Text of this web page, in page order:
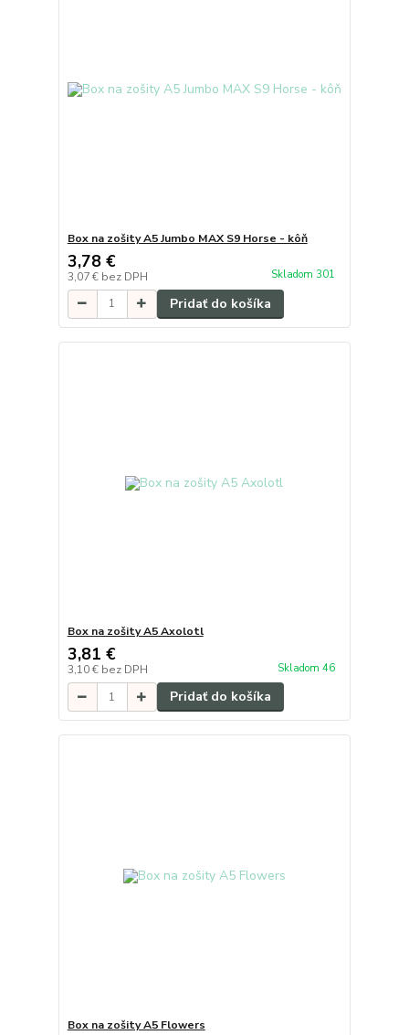
Box na zošity A5 Jumbo MAX S9 Horse - kôň
3,78 €
3,07 € bez DPH Skladom 301
Pridať do košíka
Box na zošity A5 Axolotl
3,81 €
3,10 € bez DPH Skladom 46
Pridať do košíka
Box na zošity A5 Flowers